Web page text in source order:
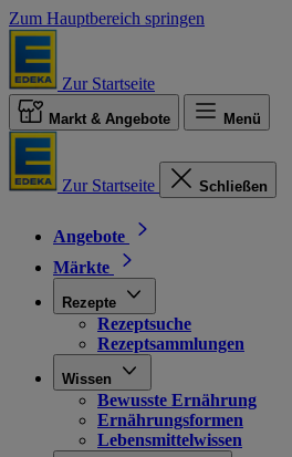
Zum Hauptbereich springen
Zur Startseite
Markt & Angebote Menü
Zur Startseite Schließen
Angebote
Märkte
Rezepte
Rezeptsuche
Rezeptsammlungen
Wissen
Bewusste Ernährung
Ernährungsformen
Lebensmittelwissen